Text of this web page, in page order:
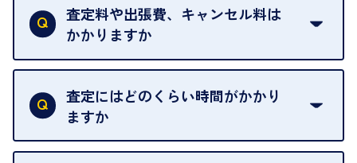
い。
お急ぎの場合はスタッフに一言お声がけください。
可能な限り、迅速に対応させていただきます。
は基本的に販売へと回されます。買い戻しはできま
せんので、ご了承ください。
グオフが可能です。
契約破棄という形で、お品物をお戻しすることがで
きます。
売却当日を含む8日間のうちに、お気軽にお申し出
査定料や出張費、キャンセル料は
かかりますか
一切いただいておりません。査定金額にご納得いた
だけない場合は、その場でお断りいただいても問題
ございません。お気軽にご相談ください。
査定にはどのくらい時間がかかり
ますか
お品物の内容や点数によって異なりますが、店頭買